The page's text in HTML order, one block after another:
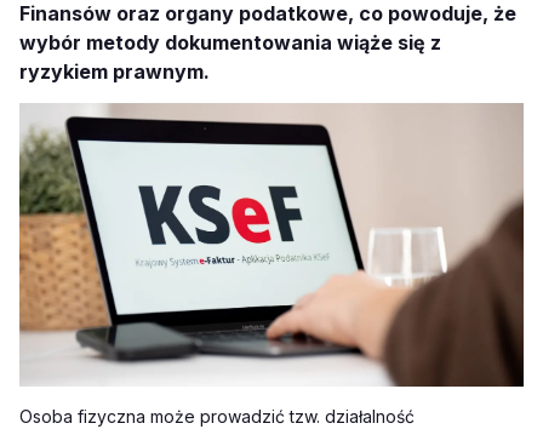
Finansów oraz organy podatkowe, co powoduje, że
wybór metody dokumentowania wiąże się z
ryzykiem prawnym.
Osoba fizyczna może prowadzić tzw. działalność